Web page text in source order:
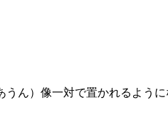
ん）像一対で置かれるように